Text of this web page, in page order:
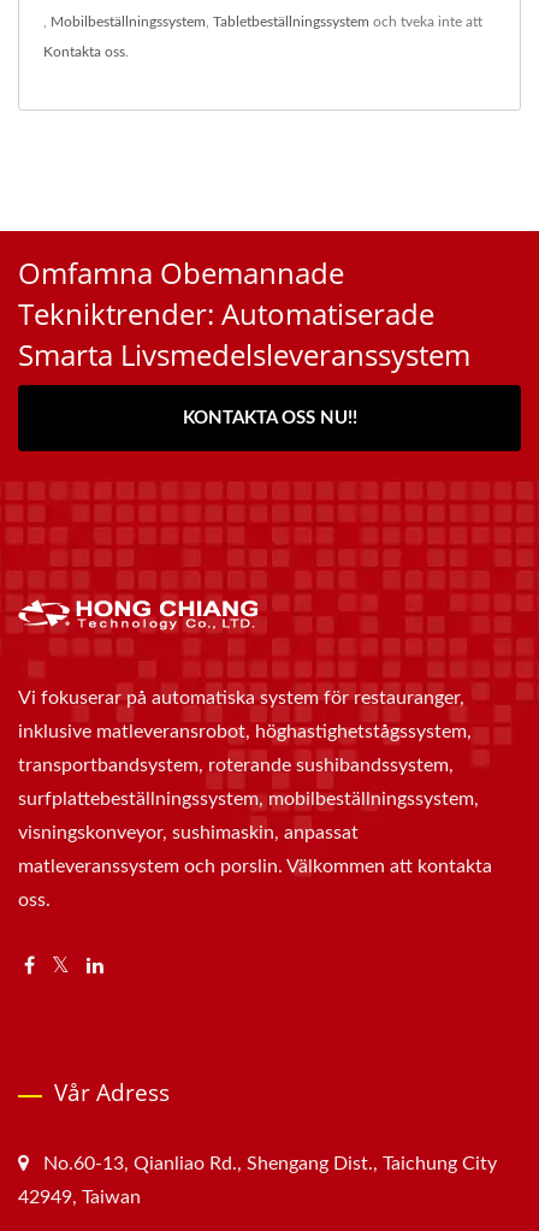
Mobilbeställningssystem Tabletbeställningssystem och tveka inte att
Kontakta oss
Omfamna Obemannade
Tekniktrender: Automatiserade
Smarta Livsmedelsleveranssystem
KONTAKTA OSS NU!!
Vi fokuserar på automatiska system för restauranger,
inklusive matleveransrobot, höghastighetstågssystem,
transportbandsystem, roterande sushibandssystem,
surfplattebeställningssystem, mobilbeställningssystem,
visningskonveyor, sushimaskin, anpassat
matleveranssystem och porslin. Välkommen att kontakta
oss.
Vår Adress
No.60-13, Qianliao Rd., Shengang Dist., Taichung City
42949, Taiwan